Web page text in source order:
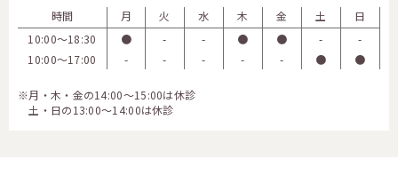
時間 月 火 水 木 金 土
日
10:00〜18:30
● - - ● ● -
-
10:00〜17:00
- - - - - ● ●
※月・木・金の14:00～15:00は休診
土・日の13:00～14:00は休診